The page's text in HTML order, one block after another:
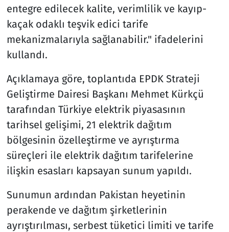
entegre edilecek kalite, verimlilik ve kayıp-
kaçak odaklı teşvik edici tarife
mekanizmalarıyla sağlanabilir." ifadelerini
kullandı.
Açıklamaya göre, toplantıda EPDK Strateji
Geliştirme Dairesi Başkanı Mehmet Kürkçü
tarafından Türkiye elektrik piyasasının
tarihsel gelişimi, 21 elektrik dağıtım
bölgesinin özelleştirme ve ayrıştırma
süreçleri ile elektrik dağıtım tarifelerine
ilişkin esasları kapsayan sunum yapıldı.
Sunumun ardından Pakistan heyetinin
perakende ve dağıtım şirketlerinin
ayrıştırılması, serbest tüketici limiti ve tarife